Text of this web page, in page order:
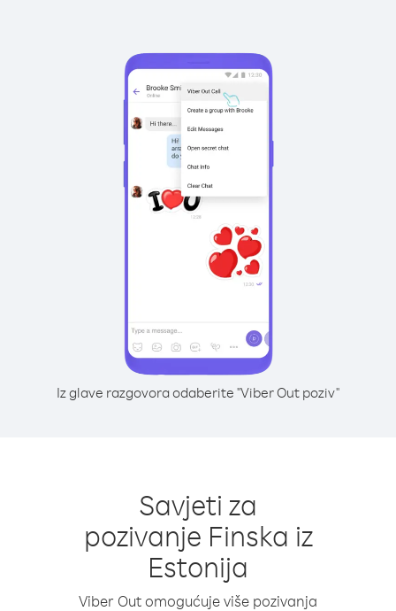
Iz glave razgovora odaberite "Viber Out poziv"
Savjeti za
pozivanje Finska iz
Estonija
Viber Out omogućuje više pozivanja